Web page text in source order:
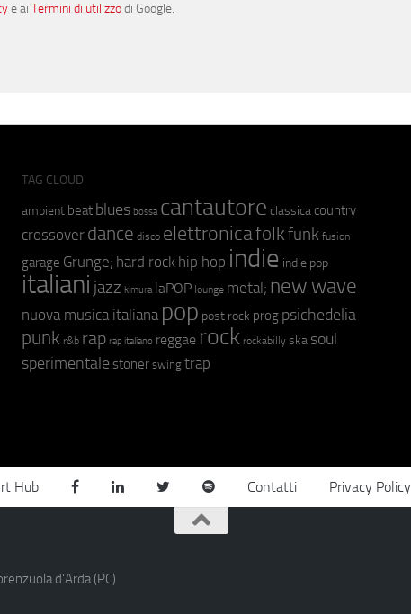
e ai Termini di utilizzodi Google.
TAG CLOUD
ambient beat blues bossa cantautore classica country
crossover dance disco elettronicafolkfunk fusion
garage Grunge; hard rock hip hop indie indie pop
italiani jazz kimura laPOP lounge metal; new wave
nuova musica italiana pop post rock prog psichedelia
punk r&b rap rap italiano reggae rock rockabilly ska soul
sperimentale stoner swing trap
Hub Contatti Privacy Policy
d'Arda (PC)